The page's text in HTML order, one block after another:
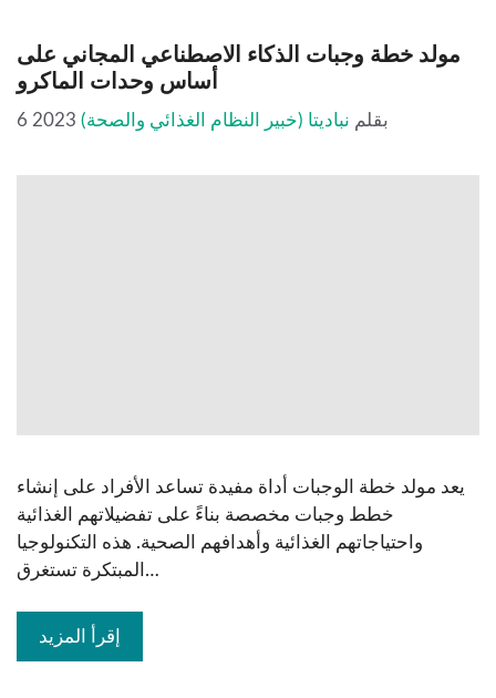
مولد خطة وجبات الذكاء الاصطناعي المجاني على
أساس وحدات الماكرو
6 2023 بقلم نباديتا (خبير النظام الغذائي والصحة)
يعد مولد خطة الوجبات أداة مفيدة تساعد الأفراد على إنشاء
خطط وجبات مخصصة بناءً على تفضيلاتهم الغذائية
واحتياجاتهم الغذائية وأهدافهم الصحية. هذه التكنولوجيا
المبتكرة تستغرق…
إقرأ المزيد